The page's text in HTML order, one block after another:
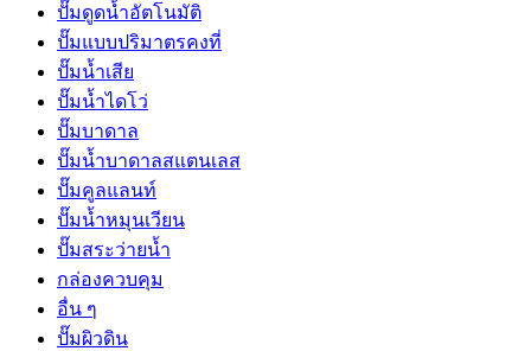
ปั๊มดูดน้ำอัตโนมัติ
ปั๊มแบบปริมาตรคงที่
ปั๊มน้ำเสีย
ปั๊มน้ำไดโว่
ปั๊มบาดาล
ปั๊มน้ำบาดาลสแตนเลส
ปั๊มคูลแลนท์
ปั๊มน้ำหมุนเวียน
ปั๊มสระว่ายน้ำ
กล่องควบคุม
อื่น ๆ
ปั๊มผิวดิน